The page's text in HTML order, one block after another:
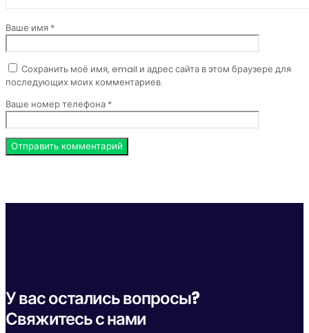
Ваше имя *
Сохранить моё имя, email и адрес сайта в этом браузере для
последующих моих комментариев.
Ваше номер телефона *
У вас остались вопросы?
Свяжитесь с нами